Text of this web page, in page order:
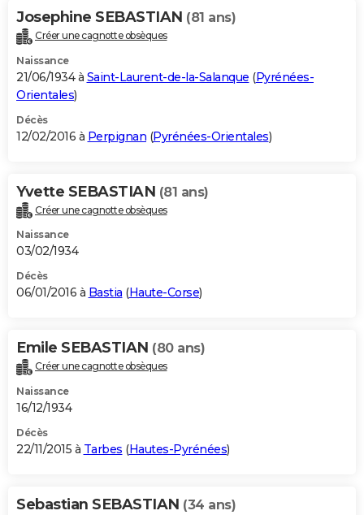
Josephine SEBASTIAN (81 ans)
Créer une cagnotte obsèques
Naissance
21/06/1934 à Saint-Laurent-de-la-Salanque (Pyrénées-
Orientales)
Décès
12/02/2016 à Perpignan (Pyrénées-Orientales)
Yvette SEBASTIAN (81 ans)
Créer une cagnotte obsèques
Naissance
03/02/1934
Décès
06/01/2016 à Bastia (Haute-Corse)
Emile SEBASTIAN (80 ans)
Créer une cagnotte obsèques
Naissance
16/12/1934
Décès
22/11/2015 à Tarbes (Hautes-Pyrénées)
Sebastian SEBASTIAN (34 ans)